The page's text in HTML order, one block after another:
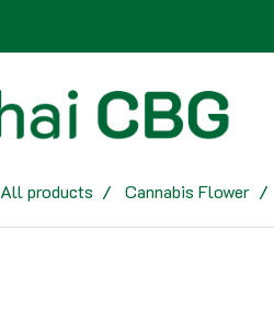
All products Cannabis Flower